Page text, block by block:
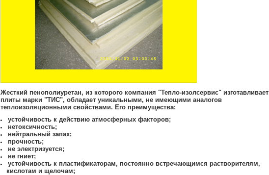
Жесткий пенополиуретан, из которого компания "Тепло-изолсервис" изготавливает
плиты марки "ТИС", обладает уникальными, не имеющими аналогов
теплоизоляционными свойствами. Его преимущества:
устойчивость к действию атмосферных факторов;
нетоксичность;
нейтральный запах;
прочность;
не электризуется;
не гниет;
устойчивость к пластификаторам, постоянно встречающимся растворителям,
кислотам и щелочам;